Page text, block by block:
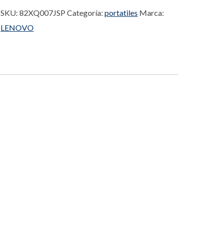
SKU: 82XQ007JSP Categoría: portatiles Marca:
LENOVO